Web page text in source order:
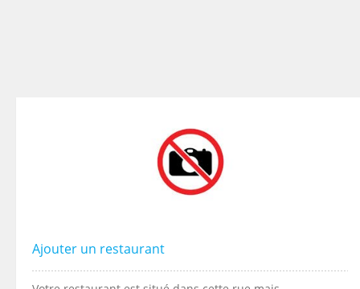
Ajouter un restaurant